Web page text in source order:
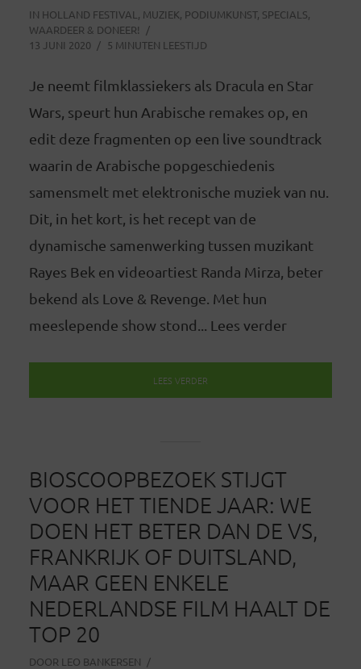
IN HOLLAND FESTIVAL , MUZIEK, PODIUMKUNST, SPECIALS,
WAARDEER & DONEER!
13 JUNI 2020
5 MINUTEN LEESTIJD
Je neemt filmklassiekers als Dracula en Star
Wars, speurt hun Arabische remakes op, en
edit deze fragmenten op een live soundtrack
waarin de Arabische popgeschiedenis
samensmelt met elektronische muziek van nu.
Dit, in het kort, is het recept van de
dynamische samenwerking tussen muzikant
Rayes Bek en videoartiest Randa Mirza, beter
bekend als Love & Revenge. Met hun
meeslepende show stond... Lees verder
LEES VERDER
BIOSCOOPBEZOEK STIJGT
VOOR HET TIENDE JAAR: WE
DOEN HET BETER DAN DE VS,
FRANKRIJK OF DUITSLAND,
MAAR GEEN ENKELE
NEDERLANDSE FILM HAALT DE
TOP 20
DOOR LEO BANKERSEN